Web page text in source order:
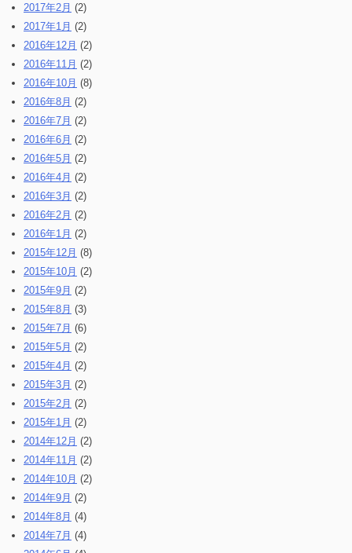
2017年2月 (2)
2017年1月 (2)
2016年12月 (2)
2016年11月 (2)
2016年10月 (8)
2016年8月 (2)
2016年7月 (2)
2016年6月 (2)
2016年5月 (2)
2016年4月 (2)
2016年3月 (2)
2016年2月 (2)
2016年1月 (2)
2015年12月 (8)
2015年10月 (2)
2015年9月 (2)
2015年8月 (3)
2015年7月 (6)
2015年5月 (2)
2015年4月 (2)
2015年3月 (2)
2015年2月 (2)
2015年1月 (2)
2014年12月 (2)
2014年11月 (2)
2014年10月 (2)
2014年9月 (2)
2014年8月 (4)
2014年7月 (4)